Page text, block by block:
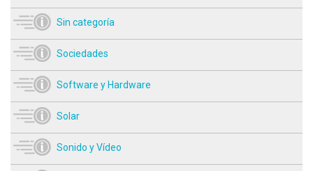
Sin categoría
Sociedades
Software y Hardware
Solar
Sonido y Vídeo